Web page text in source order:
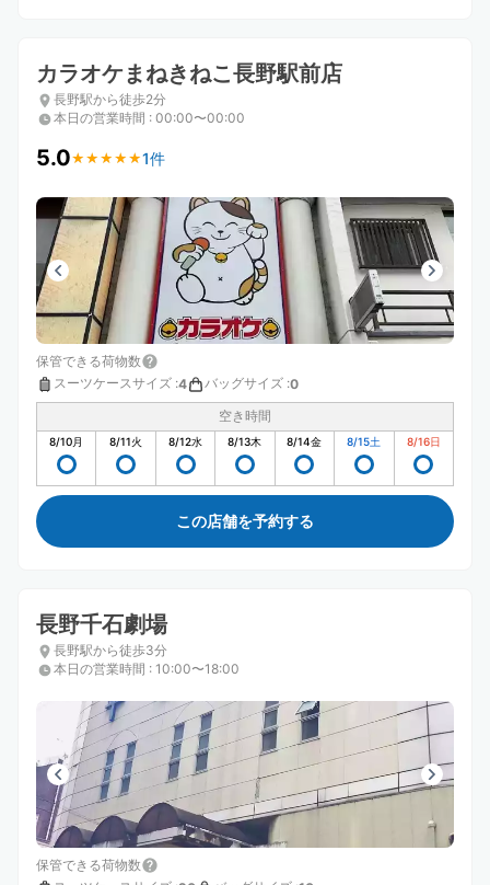
カラオケまねきねこ長野駅前店
長野駅から徒歩2分
本日の営業時間 : 00:00〜00:00
5.0★ ★ ★ ★ ★
★ ★ ★ ★ ★1件
保管できる荷物数
スーツケースサイズ :4 バッグサイズ :0
空き時間
8/10月 8/11火 8/12水 8/13木 8/14金 8/15土 8/16日
この店舗を予約する
長野千石劇場
長野駅から徒歩3分
本日の営業時間 : 10:00〜18:00
保管できる荷物数